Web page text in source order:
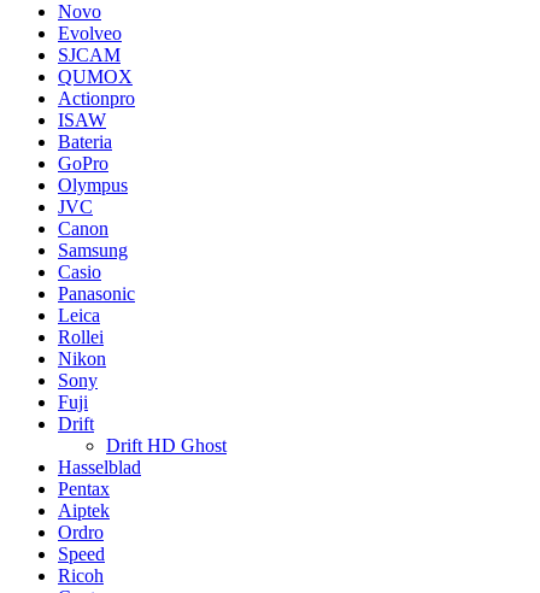
Novo
Evolveo
SJCAM
QUMOX
Actionpro
ISAW
Bateria
GoPro
Olympus
JVC
Canon
Samsung
Casio
Panasonic
Leica
Rollei
Nikon
Sony
Fuji
Drift
Drift HD Ghost
Hasselblad
Pentax
Aiptek
Ordro
Speed
Ricoh